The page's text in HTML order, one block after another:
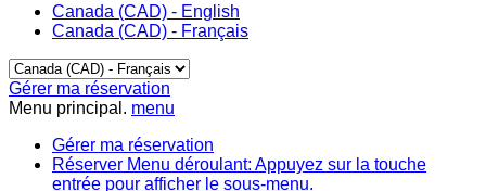
Canada (CAD) - English
Canada (CAD) - Français
Gérer ma réservation
Menu principal. menu
Gérer ma réservation
Réserver Menu déroulant: Appuyez sur la touche
entrée pour afficher le sous-menu.